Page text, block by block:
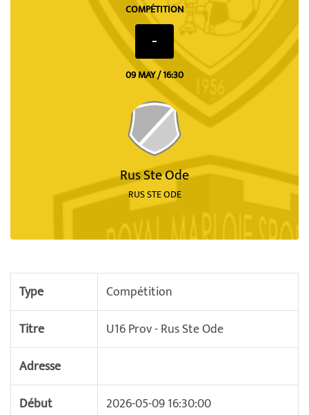
COMPÉTITION
-
09 MAY / 16:30
Rus Ste Ode
RUS STE ODE
Type
Compétition
Titre
U16 Prov - Rus Ste Ode
Adresse
Début
2026-05-09 16:30:00